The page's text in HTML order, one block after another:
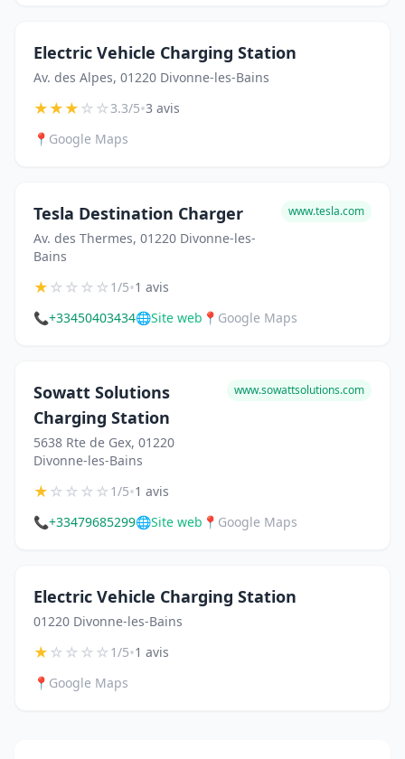
Electric Vehicle Charging Station
Av. des Alpes, 01220 Divonne-les-Bains
★★★☆☆3.3/5•3 avis
📍 Google Maps
Tesla Destination Charger
Av. des Thermes, 01220 Divonne-les-
Bains
www.tesla.com
★☆☆☆☆1/5•1 avis
📞+33450403434🌐Site web 📍 Google Maps
Sowatt Solutions
Charging Station
5638 Rte de Gex, 01220
Divonne-les-Bains
www.sowattsolutions.com
★☆☆☆☆1/5•1 avis
📞+33479685299🌐Site web 📍 Google Maps
Electric Vehicle Charging Station
01220 Divonne-les-Bains
★☆☆☆☆1/5•1 avis
📍 Google Maps